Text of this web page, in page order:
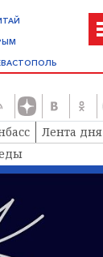
Лента дня